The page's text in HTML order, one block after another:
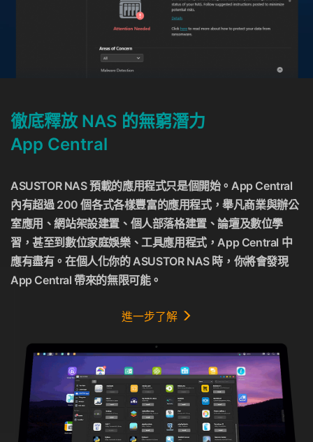
徹底釋放 NAS 的無窮潛力
App Central
ASUSTOR NAS 預載的應用程式只是個開始。App Central
內有超過 200 個各式各樣豐富的應用程式，舉凡商業與辦公
室應用、網站架設建置、個人部落格建置、論壇及數位學
習，甚至到數位家庭娛樂、工具應用程式，App Central 中
應有盡有。在個人化你的 ASUSTOR NAS 時，你將會發現
App Central 帶來的無限可能。
進一步了解